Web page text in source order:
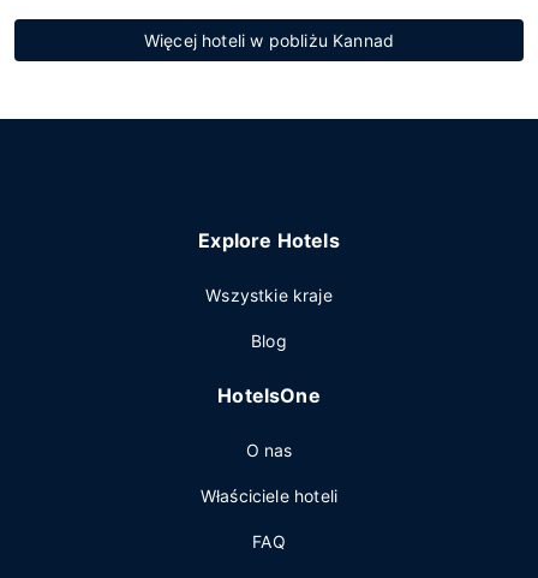
Więcej hoteli w pobliżu Kannad
Explore Hotels
Wszystkie kraje
Blog
HotelsOne
O nas
Właściciele hoteli
FAQ